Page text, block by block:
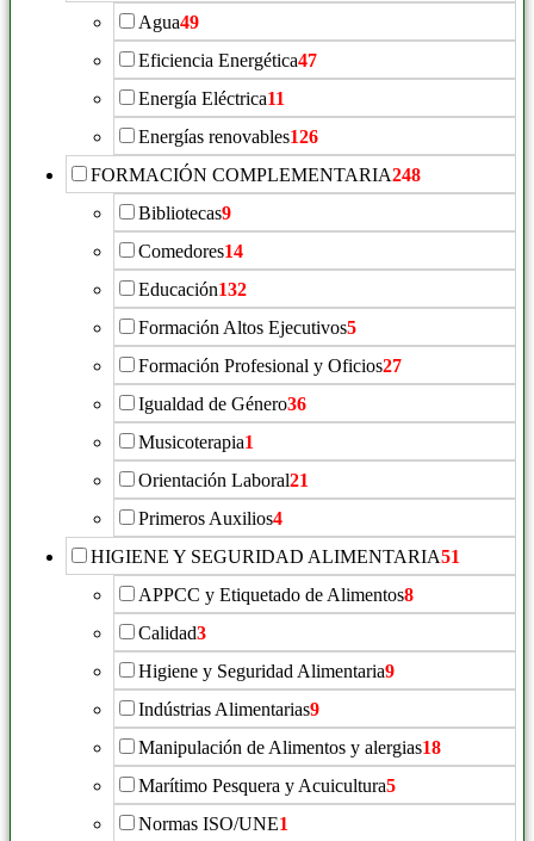
Agua49
Eficiencia Energética47
Energía Eléctrica11
Energías renovables126
FORMACIÓN COMPLEMENTARIA248
Bibliotecas9
Comedores14
Educación132
Formación Altos Ejecutivos5
Formación Profesional y Oficios27
Igualdad de Género36
Musicoterapia1
Orientación Laboral21
Primeros Auxilios4
HIGIENE Y SEGURIDAD ALIMENTARIA51
APPCC y Etiquetado de Alimentos8
Calidad3
Higiene y Seguridad Alimentaria9
Indústrias Alimentarias9
Manipulación de Alimentos y alergias18
Marítimo Pesquera y Acuicultura5
Normas ISO/UNE1